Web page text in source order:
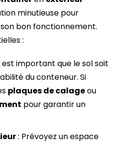
minutieuse pour
bon fonctionnement.
:
est important que le sol soit
du conteneur. Si
plaques de calageou
pour garantir un
: Prévoyez un espace